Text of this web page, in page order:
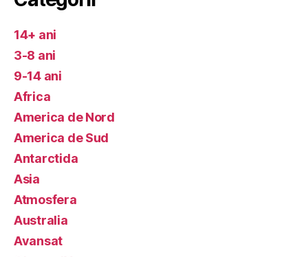
14+ ani
3-8 ani
9-14 ani
Africa
America de Nord
America de Sud
Antarctida
Asia
Atmosfera
Australia
Avansat